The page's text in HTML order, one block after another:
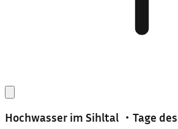
Hochwasser im Sihltal ・Tage